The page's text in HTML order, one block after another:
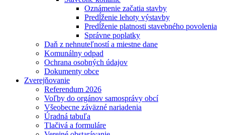
Oznámenie začatia stavby
Predĺženie lehoty výstavby
Predĺženie platnosti stavebného povolenia
Správne poplatky
Daň z nehnuteľností a miestne dane
Komunálny odpad
Ochrana osobných údajov
Dokumenty obce
Zverejňovanie
Referendum 2026
Voľby do orgánov samosprávy obcí
Všeobecne záväzné nariadenia
Úradná tabuľa
Tlačivá a formuláre